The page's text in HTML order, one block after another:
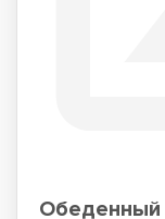
Обеденный